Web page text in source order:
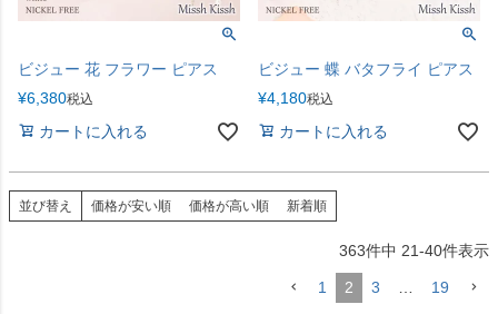
ビジュー 花 フラワー ピアス
¥6,380税込
カートに入れる
ビジュー 蝶 バタフライ ピアス
¥4,180税込
カートに入れる
並び替え 価格が安い順 価格が高い順 新着順
363件中 21-40件表示
1 2 3 19